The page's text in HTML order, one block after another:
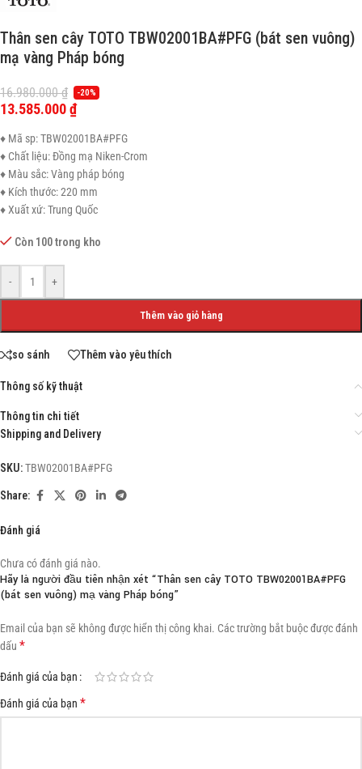
Thân sen cây TOTO TBW02001BA#PFG (bát sen vuông)
mạ vàng Pháp bóng
16.980.000₫ -20%
13.585.000₫
♦ Mã sp: TBW02001BA#PFG
♦ Chất liệu: Đồng mạ Niken-Crom
♦ Màu sắc: Vàng pháp bóng
♦ Kích thước: 220 mm
♦ Xuất xứ: Trung Quốc
Còn 100 trong kho
- +
Thêm vào giỏ hàng
so sánh Thêm vào yêu thích
Thông số kỹ thuật
Thông tin chi tiết
Shipping and Delivery
SKU:TBW02001BA#PFG
Share:
Đánh giá
Chưa có đánh giá nào.
Hãy là người đầu tiên nhận xét “Thân sen cây TOTO TBW02001BA#PFG
(bát sen vuông) mạ vàng Pháp bóng”
Email của bạn sẽ không được hiển thị công khai. Các trường bắt buộc được đánh
dấu *
Đánh giá của bạn
Đánh giá của bạn *